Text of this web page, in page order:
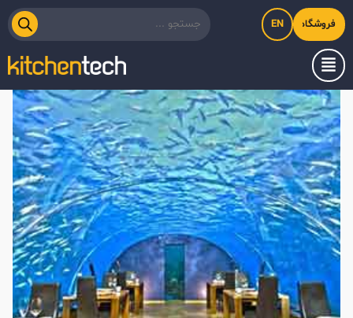
فروشگاه اینترنتی کیت‌لاین
EN